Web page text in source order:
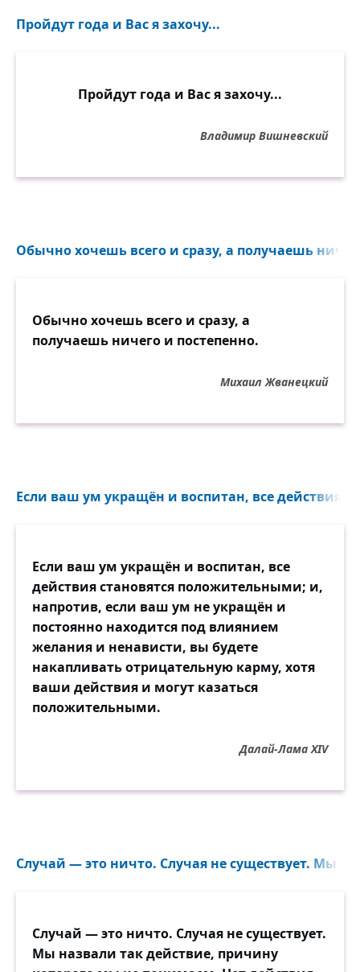
Пройдут года и Вас я захочу...
Пройдут года и Вас я захочу...
Владимир Вишневский
Обычно хочешь всего и сразу, а получаешь
Обычно хочешь всего и сразу, а
получаешь ничего и постепенно.
Михаил Жванецкий
Если ваш ум укращён и воспитан, все действия
Если ваш ум укращён и воспитан, все
действия становятся положительными; и,
напротив, если ваш ум не укращён и
постоянно находится под влиянием
желания и ненависти, вы будете
накапливать отрицательную карму, хотя
ваши действия и могут казаться
положительными.
Далай-Лама XIV
Случай — это ничто. Случая не существует. Мы
Случай — это ничто. Случая не существует.
Мы назвали так действие, причину